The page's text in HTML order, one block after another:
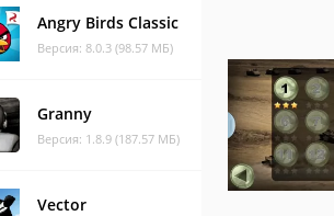
Angry Birds Classic
Версия: 8.0.3 (98.57 МБ)
Granny
Версия: 1.8.9 (187.57 МБ)
Vector